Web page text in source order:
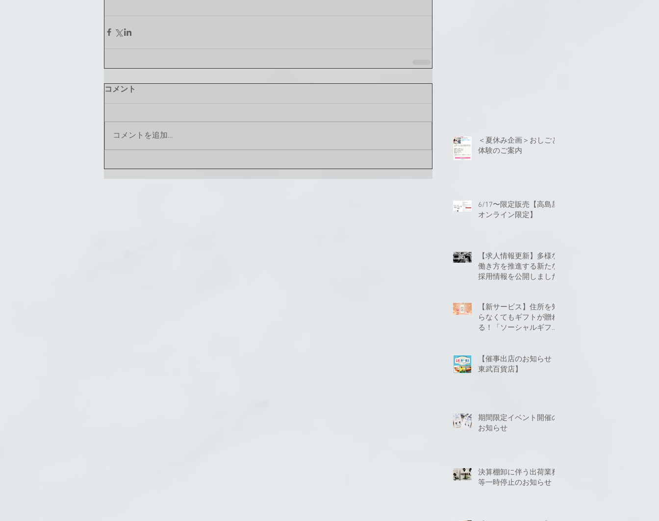
コメント
コメントを追加…
＜夏休み企画＞おしごと
体験のご案内
6/17〜限定販売【高島屋
オンライン限定】
【求人情報更新】多様な
働き方を推進する新たな
採用情報を公開しました
【新サービス】住所を知
らなくてもギフトが贈れ
る！「ソーシャルギフ
【催事出店のお知らせ
東武百貨店】
期間限定イベント開催の
お知らせ
決算棚卸に伴う出荷業務
等一時停止のお知らせ